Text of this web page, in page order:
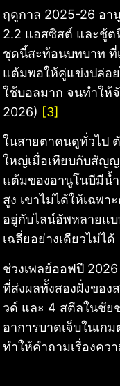
ฤดูกาล 2025-26 อา
2.2 แอสซิสต์ และชู้ต
ชุดนี้สะท้อนบทบาท ที่
แต้มพอให้คู่แข่งปล่อ
ใช้บอลมาก จนทำให้
2026) [3]
ในสายตาคนดูทั่วไป
ใหญ่เมื่อเทียบกับสัญ
แต้มของอานูโนบีมีน้
สูง เขาไม่ได้ให้เฉพ
อยู่กับไลน์อัพหลายแ
เฉลี่ยอย่างเดียวไม่ได้
ช่วงเพลย์ออฟปี
ที่ส่งผลทั้งสองฝั่งของ
วด์ และ 4 สตีลในชัย
อาการบาดเจ็บในเก
ทำให้คำถามเรื่องคว